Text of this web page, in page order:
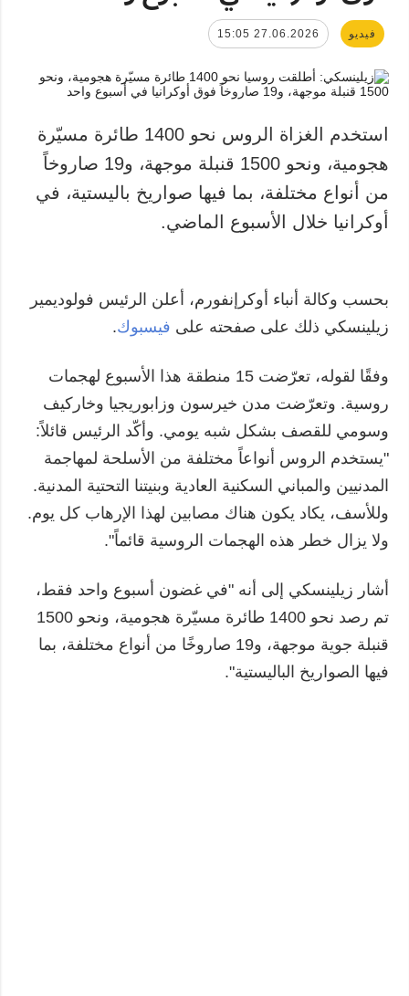
فيديو 27.06.2026 15:05
استخدم الغزاة الروس نحو 1400 طائرة مسيّرة
هجومية، ونحو 1500 قنبلة موجهة، و19 صاروخاً
من أنواع مختلفة، بما فيها صواريخ باليستية، في
أوكرانيا خلال الأسبوع الماضي.
بحسب وكالة أنباء أوكرإنفورم، أعلن الرئيس فولوديمير
زيلينسكي ذلك على صفحته على فيسبوك.
وفقًا لقوله، تعرّضت 15 منطقة هذا الأسبوع لهجمات
روسية. وتعرّضت مدن خيرسون وزابوريجيا وخاركيف
وسومي للقصف بشكل شبه يومي. وأكّد الرئيس قائلاً:
"يستخدم الروس أنواعاً مختلفة من الأسلحة لمهاجمة
المدنيين والمباني السكنية العادية وبنيتنا التحتية المدنية.
وللأسف، يكاد يكون هناك مصابين لهذا الإرهاب كل يوم.
ولا يزال خطر هذه الهجمات الروسية قائماً".
أشار زيلينسكي إلى أنه "في غضون أسبوع واحد فقط،
تم رصد نحو 1400 طائرة مسيّرة هجومية، ونحو 1500
قنبلة جوية موجهة، و19 صاروخًا من أنواع مختلفة، بما
فيها الصواريخ الباليستية".